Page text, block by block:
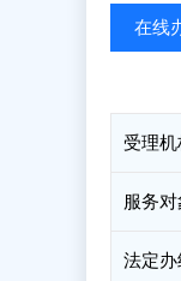
在线
受理机
服务对
法定办